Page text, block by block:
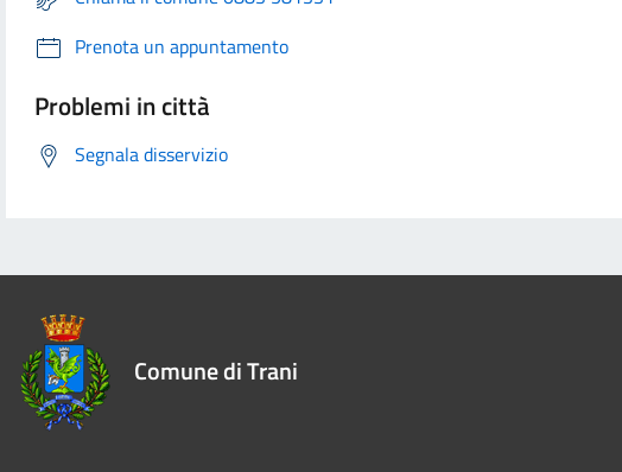
Prenota un appuntamento
Problemi in città
Segnala disservizio
Comune di Trani